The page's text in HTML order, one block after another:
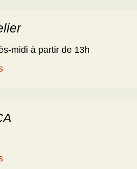
midi à partir de 13h